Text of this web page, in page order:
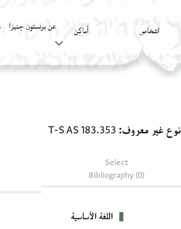
اشخاص أَماكِن عن برنستون جنيزا
نوع غير معروف T-S AS 183.353
Select
Bibliography (0)
اللغة الأساسية